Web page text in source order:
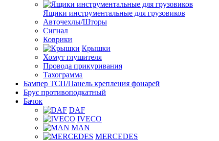
Ящики инструментальные для грузовиков
Авточехлы/Шторы
Сигнал
Коврики
Крышки
Хомут глушителя
Провода прикуривания
Тахограмма
Бампер ТСП/Панель крепления фонарей
Брус противоподкатный
Бачок
DAF
IVECO
MAN
MERCEDES